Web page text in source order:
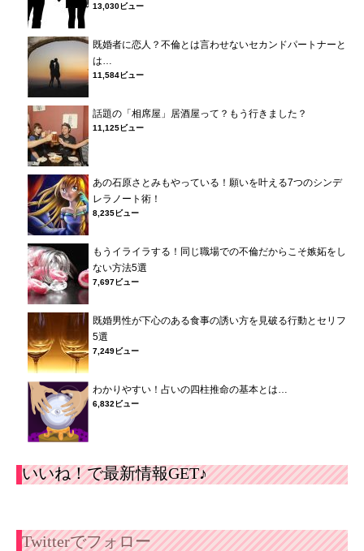
13,030ビュー
既婚者に恋人？不倫とは言わせないセカンドパートナーと
は…
11,584ビュー
話題の「相席屋」居酒屋って？もう行きました？
11,125ビュー
あの石原さとみもやっている！願いを叶える7つのシンデ
レラノート術！
8,235ビュー
もうイライラする！同じ職場での不倫だからこそ嫉妬をし
ない方法5選
7,697ビュー
既婚男性が下心のある食事の誘い方を見破る行動とセリフ
5選
7,249ビュー
わかりやすい！占いの四柱推命の基本とは…
6,832ビュー
いいね！で最新情報GET♪
Twitterでフォロー